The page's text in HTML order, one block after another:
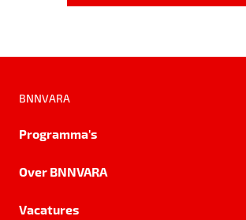
BNNVARA
Programma's
Over BNNVARA
Vacatures